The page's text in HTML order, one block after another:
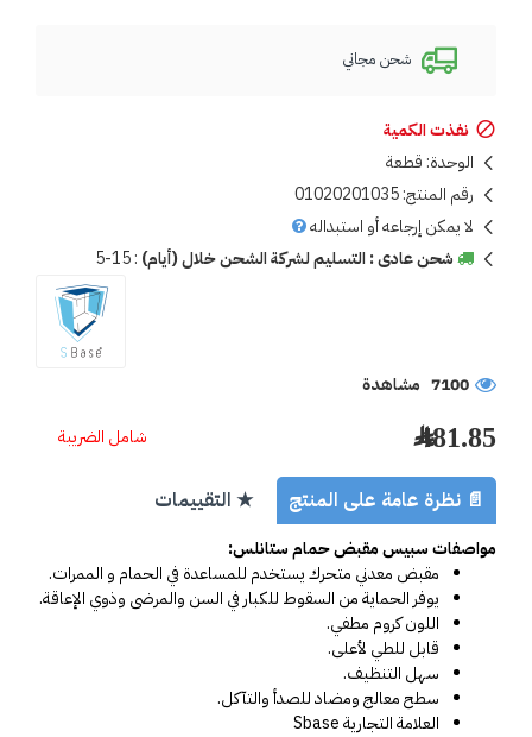
نفذت الكمية
الوحدة: قطعة
رقم المنتج:01020201035
لا يمكن إرجاعه أو استبداله
شحن عادى : التسليم لشركة الشحن خلال (أيام) :
5-15
7100 مشاهدة
481.85 ﷼ شامل الضريبة
شحن مجاني
📄 نظرة عامة على المنتج ★ التقييمات
مواصفات سبيس مقبض حمام ستانلس:
مقبض معدني متحرك يستخدم للمساعدة في الحمام و الممرات.
يوفر الحماية من السقوط للكبار في السن والمرضى وذوي الإعاقة.
اللون كروم مطفي.
قابل للطي لأعلى.
سهل التنظيف.
سطح معالج ومضاد للصدأ والتآكل.
العلامة التجارية Sbase